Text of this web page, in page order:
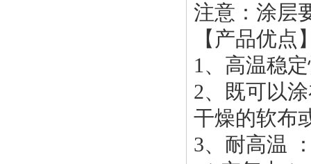
注意：涂层
【产品优点
1、高温稳
2、既可以
干燥的软布
3、耐高温